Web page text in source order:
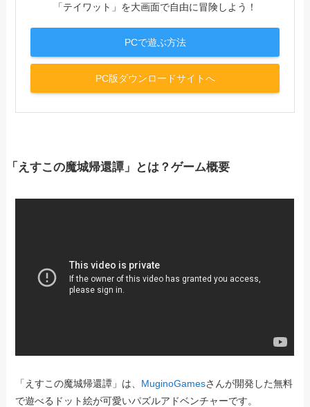
「テイワット」を大画面で自由に冒険しよう！
PCで遊ぶ方法
PC版ダウンロードサイトへ
「えすこの魔城帰還譚」とは？ゲーム概要
「えすこの魔城帰還譚」は、 MuginoGamesさんが開発した無料
で遊べるドット絵が可愛いパズルアドベンチャーです。